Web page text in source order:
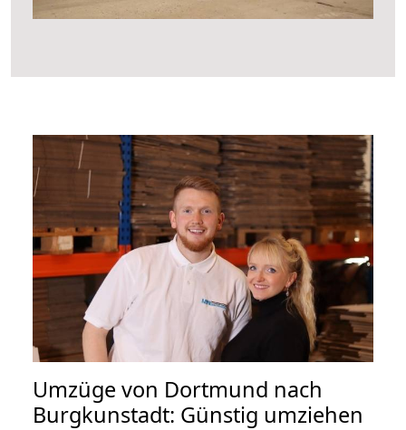
Umzüge von Dortmund nach
Burgkunstadt: Günstig umziehen